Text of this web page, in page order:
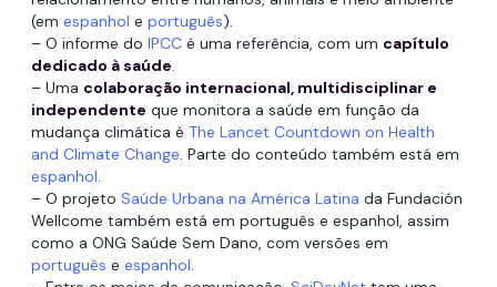
(em espanhol e português).
– O informe do IPCC é uma referência, com um capítulo
dedicado à saúde.
– Uma colaboração internacional, multidisciplinar e
independente que monitora a saúde em função da
mudança climática é The Lancet Countdown on Health
and Climate Change. Parte do conteúdo também está em
espanhol.
– O projeto Saúde Urbana na América Latina da Fundación
Wellcome também está em português e espanhol, assim
como a ONG Saúde Sem Dano, com versões em
português e espanhol.